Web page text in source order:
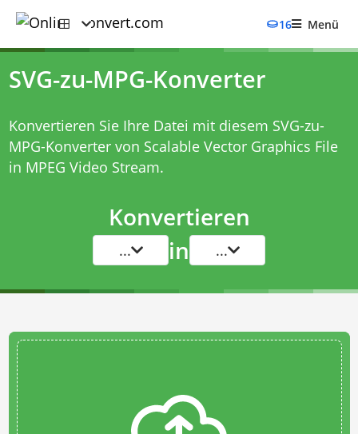
16 Menü
SVG-zu-MPG-Konverter
Konvertieren Sie Ihre Datei mit diesem SVG-zu-
MPG-Konvertervon Scalable Vector Graphics File
in MPEG Video Stream.
Konvertieren
... in ...